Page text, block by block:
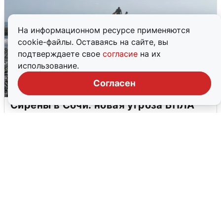
На информационном ресурсе применяются
cookie-файлы. Оставаясь на сайте, вы
подтверждаете свое согласие на их
использование.
Согласен
Сирены в Сочи: новая угроза БПЛА